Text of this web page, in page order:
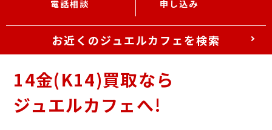
円／g
8月7日
12,154円／g
電話相談
申し込み
お近くのジュエルカフェを検索
14金(K14)買取なら
ジュエルカフェへ!